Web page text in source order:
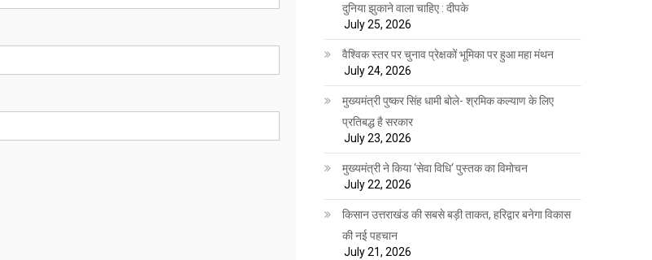
दुनिया झुकाने वाला चाहिए : दीपके
July 25, 2026
वैश्विक स्तर पर चुनाव प्रेक्षकों भूमिका पर हुआ महा मंथन
July 24, 2026
मुख्यमंत्री पुष्कर सिंह धामी बोले- श्रमिक कल्याण के लिए
प्रतिबद्ध है सरकार
July 23, 2026
मुख्यमंत्री ने किया ‘सेवा विधि‘ पुस्तक का विमोचन
July 22, 2026
किसान उत्तराखंड की सबसे बड़ी ताकत, हरिद्वार बनेगा विकास
की नई पहचान
July 21, 2026